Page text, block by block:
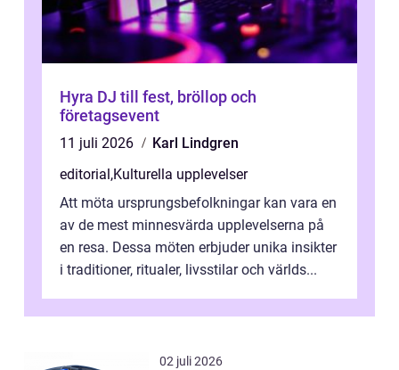
Hyra DJ till fest, bröllop och
företagsevent
11 juli 2026
Karl Lindgren
editorial,Kulturella upplevelser
Att möta ursprungsbefolkningar kan vara en
av de mest minnesvärda upplevelserna på
en resa. Dessa möten erbjuder unika insikter
i traditioner, ritualer, livsstilar och världs...
02 juli 2026